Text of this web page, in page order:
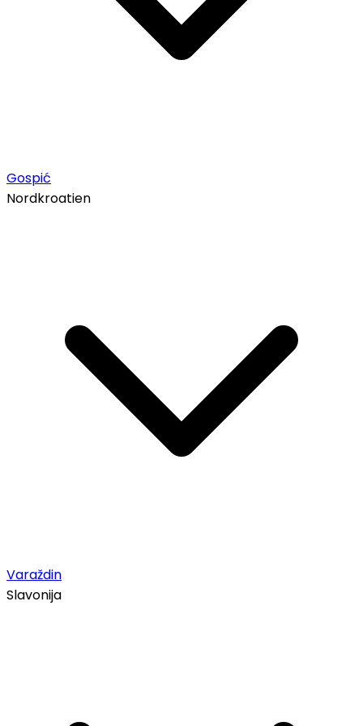
Gospić
Nordkroatien
Varaždin
Slavonija